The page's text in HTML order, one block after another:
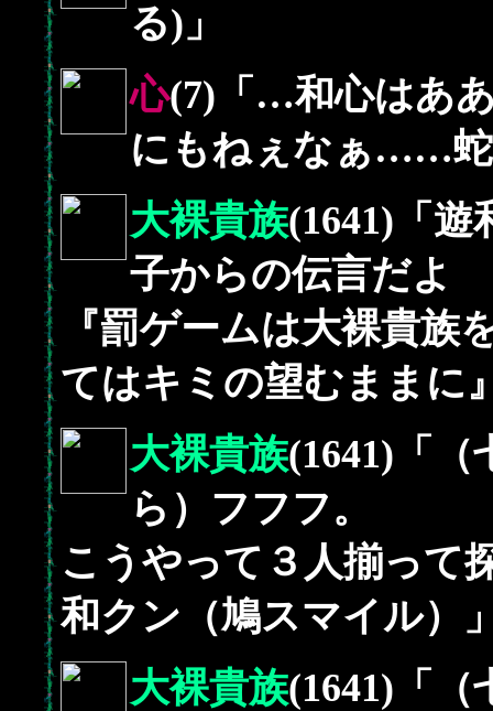
る)」
心(7)「…和心はあ
にもねぇなぁ……
大裸貴族(1641)「
子からの伝言だよ
『罰ゲームは大裸貴族
てはキミの望むままに
大裸貴族(1641)「
ら）フフフ。
こうやって３人揃って
和クン（鳩スマイル）
大裸貴族(1641)「